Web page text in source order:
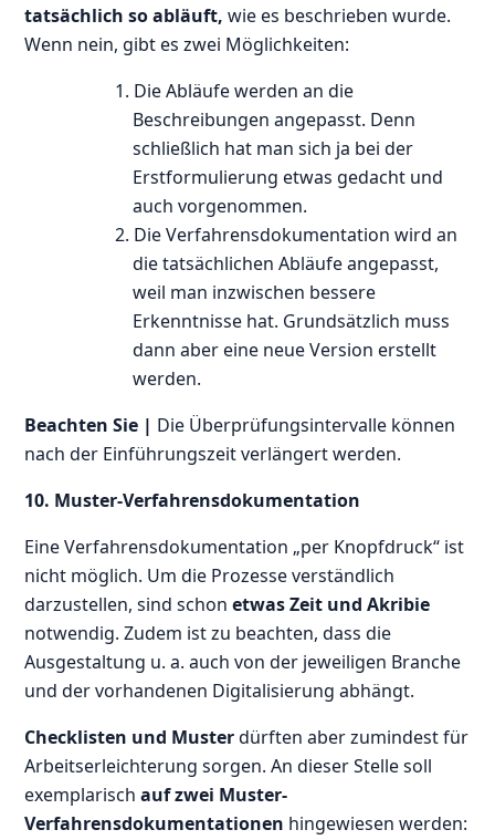
tatsächlich so abläuft, wie es beschrieben wurde.
Wenn nein, gibt es zwei Möglichkeiten:
1. Die Abläufe werden an die
Beschreibungen angepasst. Denn
schließlich hat man sich ja bei der
Erstformulierung etwas gedacht und
auch vorgenommen.
2. Die Verfahrensdokumentation wird an
die tatsächlichen Abläufe angepasst,
weil man inzwischen bessere
Erkenntnisse hat. Grundsätzlich muss
dann aber eine neue Version erstellt
werden.
Beachten Sie | Die Überprüfungsintervalle können
nach der Einführungszeit verlängert werden.
10. Muster-Verfahrensdokumentation
Eine Verfahrensdokumentation „per Knopfdruck“ ist
nicht möglich. Um die Prozesse verständlich
darzustellen, sind schonetwas Zeit und Akribie
notwendig. Zudem ist zu beachten, dass die
Ausgestaltung u. a. auch von der jeweiligen Branche
und der vorhandenen Digitalisierung abhängt.
Checklisten und Musterdürften aber zumindest für
Arbeitserleichterung sorgen. An dieser Stelle soll
exemplarischauf zwei Muster-
Verfahrensdokumentationen hingewiesen werden: